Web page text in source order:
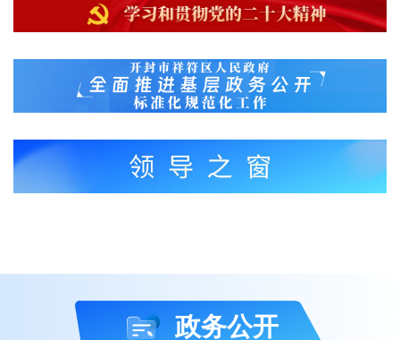
政务公开